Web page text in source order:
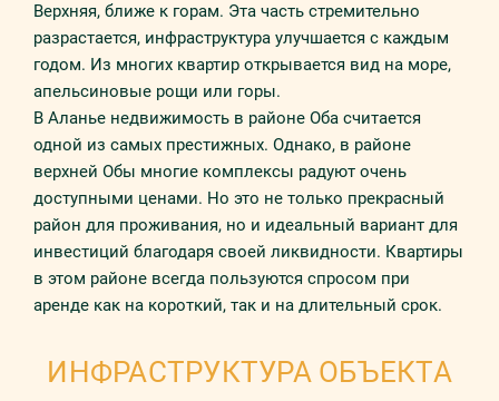
Верхняя, ближе к горам. Эта часть стремительно
разрастается, инфраструктура улучшается с каждым
годом. Из многих квартир открывается вид на море,
апельсиновые рощи или горы.
В Аланье недвижимость в районе Оба считается
одной из самых престижных. Однако, в районе
верхней Обы многие комплексы радуют очень
доступными ценами. Но это не только прекрасный
район для проживания, но и идеальный вариант для
инвестиций благодаря своей ликвидности. Квартиры
в этом районе всегда пользуются спросом при
аренде как на короткий, так и на длительный срок.
ИНФРАСТРУКТУРА ОБЪЕКТА